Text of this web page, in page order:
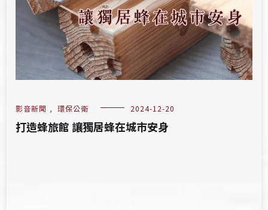
影音新聞 , 環保公衛 2024-12-20
打造蜂旅館 讓獨居蜂在城市安身